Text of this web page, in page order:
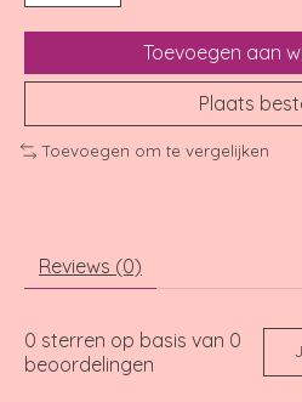
Toevoegen aan
Plaats
Toevoegen om te vergelijken
Reviews (0)
0 sterren op basis van 0
beoordelingen